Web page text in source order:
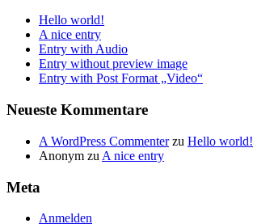
Hello world!
A nice entry
Entry with Audio
Entry without preview image
Entry with Post Format „Video“
Neueste Kommentare
A WordPress Commenterzu Hello world!
Anonym zu A nice entry
Meta
Anmelden